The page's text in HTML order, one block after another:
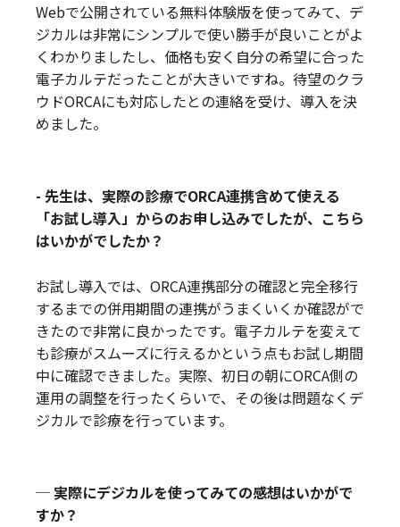
Webで公開されている無料体験版を使ってみて、デ
ジカルは非常にシンプルで使い勝手が良いことがよ
くわかりましたし、価格も安く自分の希望に合った
電子カルテだったことが大きいですね。待望のクラ
ウドORCAにも対応したとの連絡を受け、導入を決
めました。
- 先生は、実際の診療でORCA連携含めて使える
「お試し導入」からのお申し込みでしたが、こちら
はいかがでしたか？
お試し導入では、ORCA連携部分の確認と完全移行
するまでの併用期間の連携がうまくいくか確認がで
きたので非常に良かったです。電子カルテを変えて
も診療がスムーズに行えるかという点もお試し期間
中に確認できました。実際、初日の朝にORCA側の
運用の調整を行ったくらいで、その後は問題なくデ
ジカルで診療を行っています。
─ 実際にデジカルを使ってみての感想はいかがで
すか？